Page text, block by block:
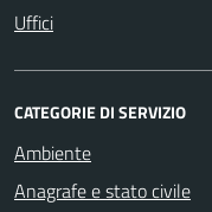
Uffici
CATEGORIE DI SERVIZIO
Ambiente
Anagrafe e stato civile